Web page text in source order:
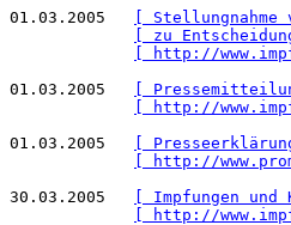
01.03.2005
[
[ zu
[ http://
01.03.2005
[
[ http://
01.03.2005
[
[ http://
30.03.2005
[ Impfungen
[ http://